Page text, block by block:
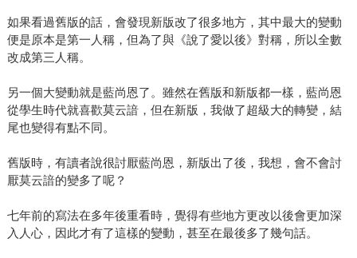
如果看過舊版的話，會發現新版改了很多地方，其中最大的變動
便是原本是第一人稱，但為了與《說了愛以後》對稱，所以全數
改成第三人稱。
另一個大變動就是藍尚恩了。雖然在舊版和新版都一樣，藍尚恩
從學生時代就喜歡莫云諳，但在新版，我做了超級大的轉變，結
尾也變得有點不同。
舊版時，有讀者說很討厭藍尚恩，新版出了後，我想，會不會討
厭莫云諳的變多了呢？
七年前的寫法在多年後重看時，覺得有些地方更改以後會更加深
入人心，因此才有了這樣的變動，甚至在最後多了幾句話。